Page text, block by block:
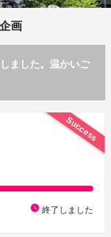
画
ました。温かいご
Success
watch_later 終了しました